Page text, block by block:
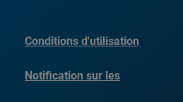
Conditions d'utilisation
Notification sur les